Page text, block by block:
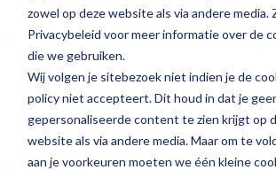
zowel op deze website als via andere media.
Privacybeleid voor meer informatie over de
die we gebruiken.
Wij volgen je sitebezoek niet indien je de
policy niet accepteert. Dit houd in dat je
gepersonaliseerde content te zien krijgt op
website als via andere media. Maar om te
aan je voorkeuren moeten we één kleine